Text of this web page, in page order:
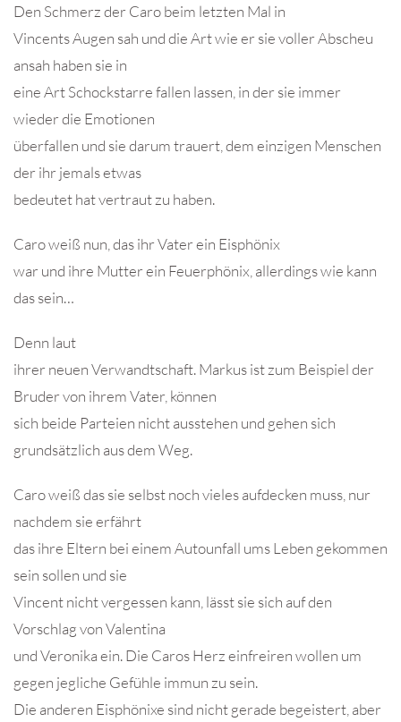
Den Schmerz der Caro beim letzten Mal in
Vincents Augen sah und die Art wie er sie voller Abscheu
ansah haben sie in
eine Art Schockstarre fallen lassen, in der sie immer
wieder die Emotionen
überfallen und sie darum trauert, dem einzigen Menschen
der ihr jemals etwas
bedeutet hat vertraut zu haben.
Caro weiß nun, das ihr Vater ein Eisphönix
war und ihre Mutter ein Feuerphönix, allerdings wie kann
das sein…
Denn laut
ihrer neuen Verwandtschaft. Markus ist zum Beispiel der
Bruder von ihrem Vater, können
sich beide Parteien nicht ausstehen und gehen sich
grundsätzlich aus dem Weg.
Caro weiß das sie selbst noch vieles aufdecken muss, nur
nachdem sie erfährt
das ihre Eltern bei einem Autounfall ums Leben gekommen
sein sollen und sie
Vincent nicht vergessen kann, lässt sie sich auf den
Vorschlag von Valentina
und Veronika ein. Die Caros Herz einfreiren wollen um
gegen jegliche Gefühle immun zu sein.
Die anderen Eisphönixe sind nicht gerade begeistert, aber